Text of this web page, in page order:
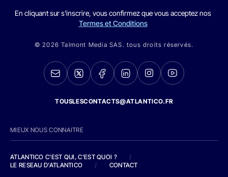
En cliquant sur s'inscrire, vous confirmez que vous acceptez nos
Termes et Conditions
© 2026 Talmont Media SAS. tous droits réservés.
TOUSLESCONTACTS@ATLANTICO.FR
MIEUX NOUS CONNAITRE
ATLANTICO C'EST QUI, C'EST QUOI ?
/
LE RESEAU D'ATLANTICO
/ CONTACT